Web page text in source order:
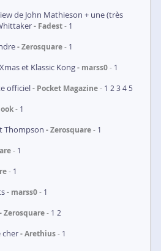
de John Mathieson + une (très
Fadest 1
Zerosquare 1
et Klassic Kong marss0 1
officiel Pocket Magazine 1 2 3 4 5
1
Thompson Zerosquare 1
1
1
marss0 1
Zerosquare 1 2
cher Arethius 1